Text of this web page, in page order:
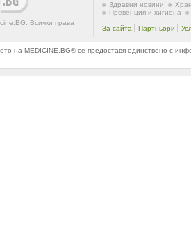
Всички права
Здравни новини
Превенция и хигиена
За сайта Партньори
на MEDICINE.BG® се предоставя единствено с